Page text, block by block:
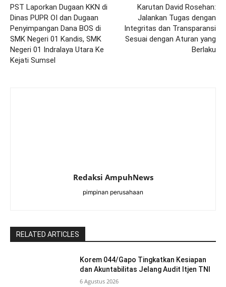
PST Laporkan Dugaan KKN di
Dinas PUPR OI dan Dugaan
Penyimpangan Dana BOS di
SMK Negeri 01 Kandis, SMK
Negeri 01 Indralaya Utara Ke
Kejati Sumsel
Karutan David Rosehan:
Jalankan Tugas dengan
Integritas dan Transparansi
Sesuai dengan Aturan yang
Berlaku
Redaksi AmpuhNews
pimpinan perusahaan
RELATED ARTICLES
Korem 044/Gapo Tingkatkan Kesiapan
dan Akuntabilitas Jelang Audit Itjen TNI
6 Agustus 2026